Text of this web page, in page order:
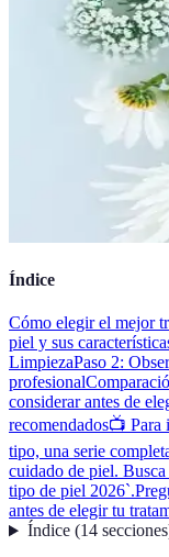
Índice
Cómo elegir el mejor
piel y sus
LimpiezaPaso 2:
profesional
considerar antes de
recomendados📺 Para
tipo, una serie
cuidado de piel.
tipo de piel 2026`.
antes de elegir tu
Índice(14 secciones